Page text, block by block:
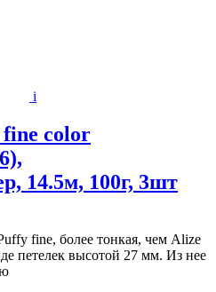
i
color
14.5м, 100г, 3шт
fine, более тонкая, чем Alize
петелек высотой 27 мм. Из нее